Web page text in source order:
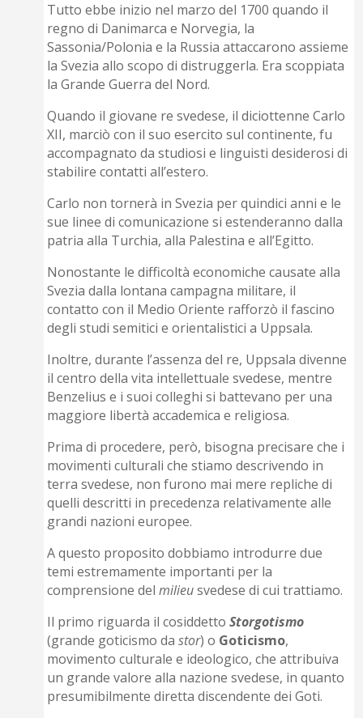
Tutto ebbe inizio nel marzo del 1700 quando il
regno di Danimarca e Norvegia, la
Sassonia/Polonia e la Russia attaccarono assieme
la Svezia allo scopo di distruggerla. Era scoppiata
la Grande Guerra del Nord.
Quando il giovane re svedese, il diciottenne Carlo
XII, marciò con il suo esercito sul continente, fu
accompagnato da studiosi e linguisti desiderosi di
stabilire contatti all’estero.
Carlo non tornerà in Svezia per quindici anni e le
sue linee di comunicazione si estenderanno dalla
patria alla Turchia, alla Palestina e all’Egitto.
Nonostante le difficoltà economiche causate alla
Svezia dalla lontana campagna militare, il
contatto con il Medio Oriente rafforzò il fascino
degli studi semitici e orientalistici a Uppsala.
Inoltre, durante l’assenza del re, Uppsala divenne
il centro della vita intellettuale svedese, mentre
Benzelius e i suoi colleghi si battevano per una
maggiore libertà accademica e religiosa.
Prima di procedere, però, bisogna precisare che i
movimenti culturali che stiamo descrivendo in
terra svedese, non furono mai mere repliche di
quelli descritti in precedenza relativamente alle
grandi nazioni europee.
A questo proposito dobbiamo introdurre due
temi estremamente importanti per la
comprensione delmilieusvedese di cui trattiamo.
Il primo riguarda il cosiddettoStorgotismo
(grande goticismo dastor) o Goticismo,
movimento culturale e ideologico, che attribuiva
un grande valore alla nazione svedese, in quanto
presumibilmente diretta discendente dei Goti.